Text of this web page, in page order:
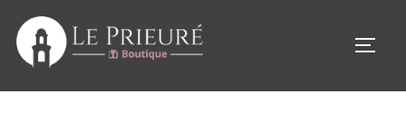
contenu